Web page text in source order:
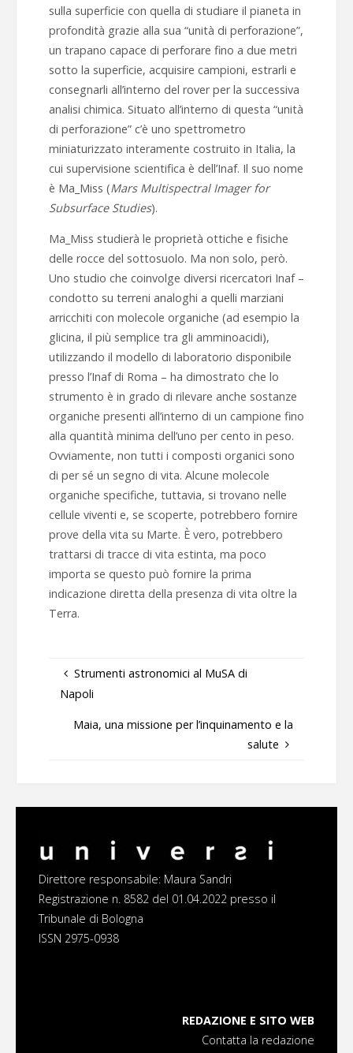
sulla superficie con quella di studiare il pianeta in
profondità grazie alla sua “unità di perforazione”,
un trapano capace di perforare fino a due metri
sotto la superficie, acquisire campioni, estrarli e
consegnarli all’interno del rover per la successiva
analisi chimica. Situato all’interno di questa “unità
di perforazione” c’è uno spettrometro
miniaturizzato interamente costruito in Italia, la
cui supervisione scientifica è dell’Inaf. Il suo nome
è Ma_Miss (Mars Multispectral Imager for
Subsurface Studies).
Ma_Miss studierà le proprietà ottiche e fisiche
delle rocce del sottosuolo. Ma non solo, però.
Uno studio che coinvolge diversi ricercatori Inaf –
condotto su terreni analoghi a quelli marziani
arricchiti con molecole organiche (ad esempio la
glicina, il più semplice tra gli amminoacidi),
utilizzando il modello di laboratorio disponibile
presso l’Inaf di Roma – ha dimostrato che lo
strumento è in grado di rilevare anche sostanze
organiche presenti all’interno di un campione fino
alla quantità minima dell’uno per cento in peso.
Ovviamente, non tutti i composti organici sono
di per sé un segno di vita. Alcune molecole
organiche specifiche, tuttavia, si trovano nelle
cellule viventi e, se scoperte, potrebbero fornire
prove della vita su Marte. È vero, potrebbero
trattarsi di tracce di vita estinta, ma poco
importa se questo può fornire la prima
indicazione diretta della presenza di vita oltre la
Terra.
Strumenti astronomici al MuSA di
Napoli
Maia, una missione per l’inquinamento e la
salute
Direttore responsabile: Maura Sandri
Registrazione n. 8582 del 01.04.2022 presso il
Tribunale di Bologna
ISSN 2975-0938
REDAZIONE E SITO WEB
Contatta la redazione